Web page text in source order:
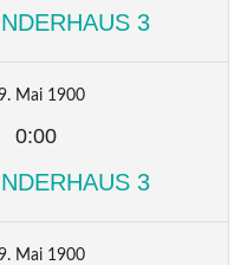
3
Mai 1900
0:00
3
Mai 1900